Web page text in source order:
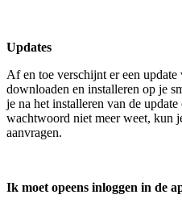
Updates
Af en toe verschijnt er een
downloaden en installeren op je
je na het installeren van de
wachtwoord niet meer weet, kun
aanvragen.
Ik moet opeens inloggen in de